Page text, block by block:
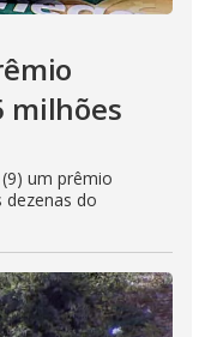
milhões
um prêmio
dezenas do